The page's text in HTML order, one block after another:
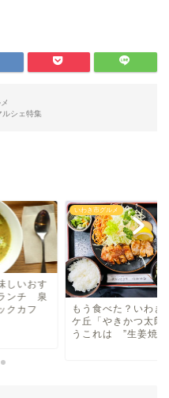
シェ特集
しいおす
ンチ 泉
クカフ
いわき市グルメ
もう食べた？いわき
ケ丘「やきかつ太郎
うこれは ”生姜焼き
いわき市グルメ
ェ・キッチンカー
わらしべ長者
地域・場所
平・小川・四倉方面